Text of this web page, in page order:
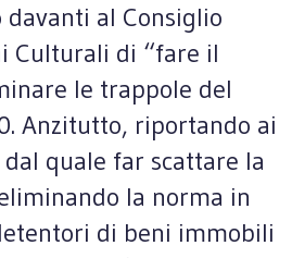
davanti al Consiglio
Culturali di “fare il
le trappole del
Anzitutto, riportando ai
quale far scattare la
la norma in
di beni immobili